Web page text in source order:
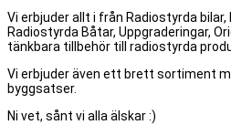
Vi erbjuder allt i från Radiostyrda bilar,
Radiostyrda Båtar, Uppgraderingar,
tänkbara tillbehör till radiostyrda
Vi erbjuder även ett brett sortiment
byggsatser.
Ni vet, sånt vi alla älskar :)